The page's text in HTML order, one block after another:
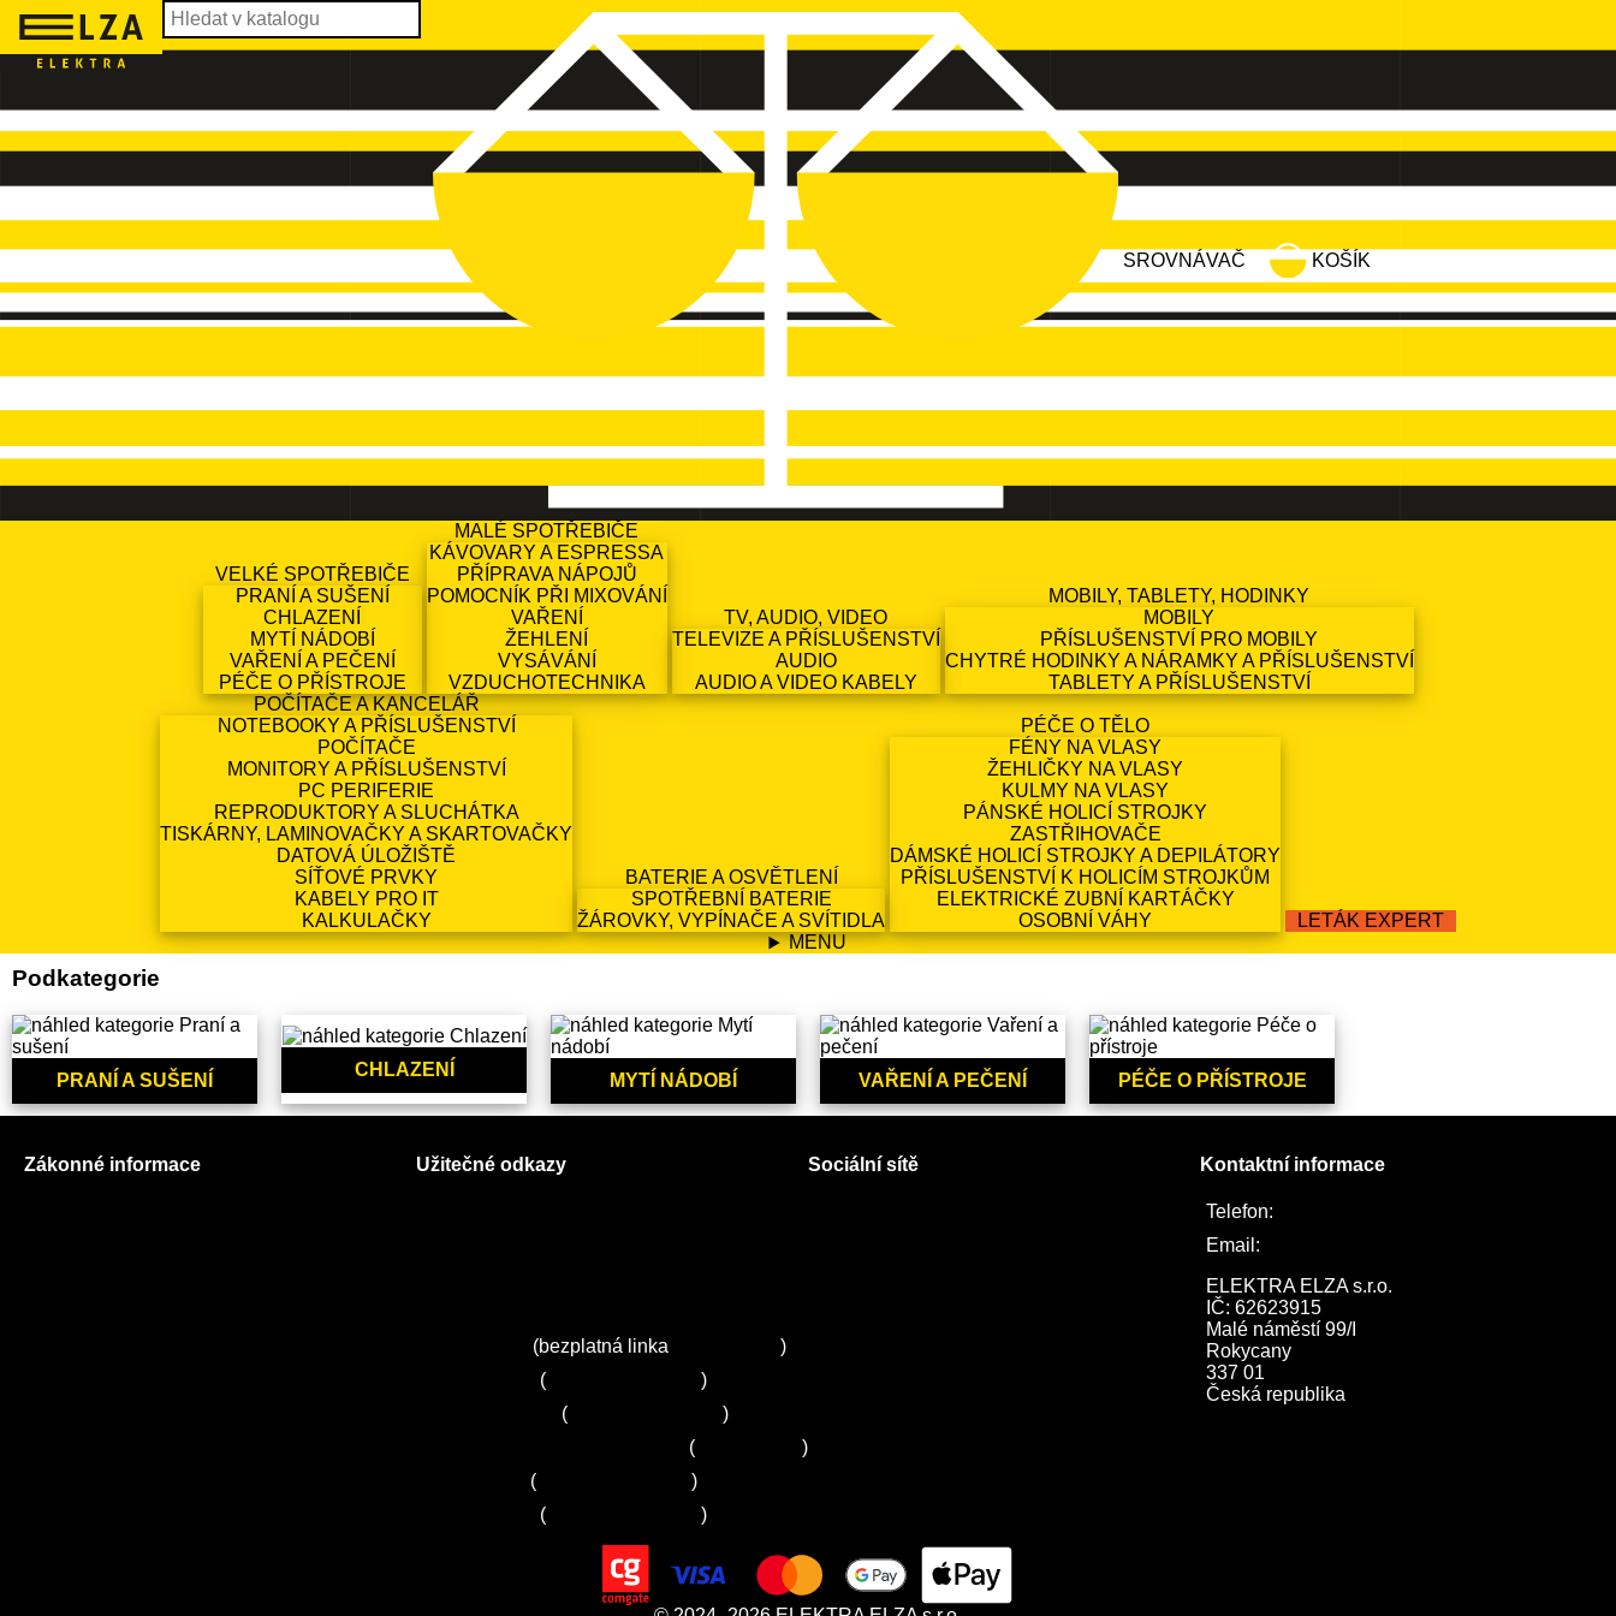
SROVNÁVAČ KOŠÍK
VELKÉ SPOTŘEBIČE
PRANÍ A SUŠENÍ
CHLAZENÍ
MYTÍ NÁDOBÍ
VAŘENÍ A PEČENÍ
PÉČE O PŘÍSTROJE
MALÉ SPOTŘEBIČE
KÁVOVARY A ESPRESSA
PŘÍPRAVA NÁPOJŮ
POMOCNÍK PŘI MIXOVÁNÍ
VAŘENÍ
ŽEHLENÍ
VYSÁVÁNÍ
VZDUCHOTECHNIKA
TV, AUDIO, VIDEO
TELEVIZE A PŘÍSLUŠENSTVÍ
AUDIO
AUDIO A VIDEO KABELY
MOBILY, TABLETY, HODINKY
MOBILY
PŘÍSLUŠENSTVÍ PRO MOBILY
CHYTRÉ HODINKY A NÁRAMKY A PŘÍSLUŠENSTVÍ
TABLETY A PŘÍSLUŠENSTVÍ
POČÍTAČE A KANCELÁŘ
NOTEBOOKY A PŘÍSLUŠENSTVÍ
POČÍTAČE
MONITORY A PŘÍSLUŠENSTVÍ
PC PERIFERIE
REPRODUKTORY A SLUCHÁTKA
TISKÁRNY, LAMINOVAČKY A SKARTOVAČKY
DATOVÁ ÚLOŽIŠTĚ
SÍŤOVÉ PRVKY
KABELY PRO IT
KALKULAČKY
BATERIE A OSVĚTLENÍ
SPOTŘEBNÍ BATERIE
ŽÁROVKY, VYPÍNAČE A SVÍTIDLA
PÉČE O TĚLO
FÉNY NA VLASY
ŽEHLIČKY NA VLASY
KULMY NA VLASY
PÁNSKÉ HOLICÍ STROJKY
ZASTŘIHOVAČE
DÁMSKÉ HOLICÍ STROJKY A DEPILÁTORY
PŘÍSLUŠENSTVÍ K HOLICÍM STROJKŮM
ELEKTRICKÉ ZUBNÍ KARTÁČKY
OSOBNÍ VÁHY
LETÁK EXPERT
MENU
Podkategorie
PRANÍ A SUŠENÍ
CHLAZENÍ
MYTÍ NÁDOBÍ VAŘENÍ A PEČENÍ PÉČE O PŘÍSTROJE
Zákonné informace Užitečné odkazy
(bezplatná linka
)
(
)
(
)
(
)
(
)
( )
Sociální sítě Kontaktní informace
Telefon:
Email:
ELEKTRA ELZA s.r.o.
IČ: 62623915
Malé náměstí 99/I
Rokycany
337 01
Česká republika